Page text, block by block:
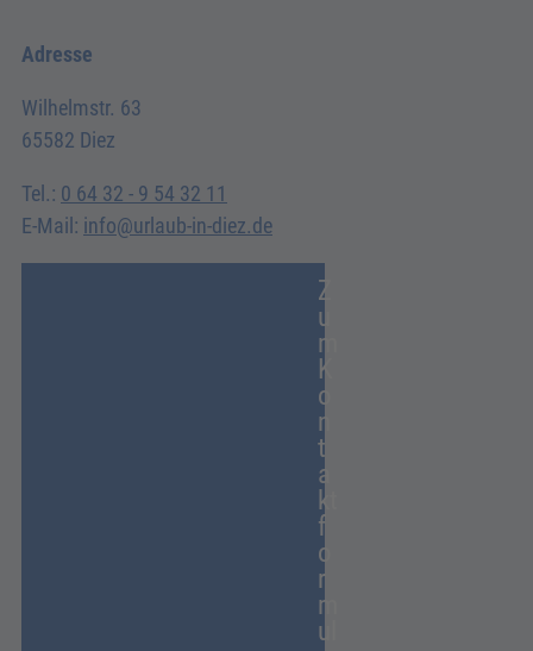
Adresse
Wilhelmstr. 63
65582 Diez
Tel.: 0 64 32 - 9 54 32 11
E-Mail: info@urlaub-in-diez.de
Z
u
m
K
o
n
t
a
kt
f
o
r
m
ul